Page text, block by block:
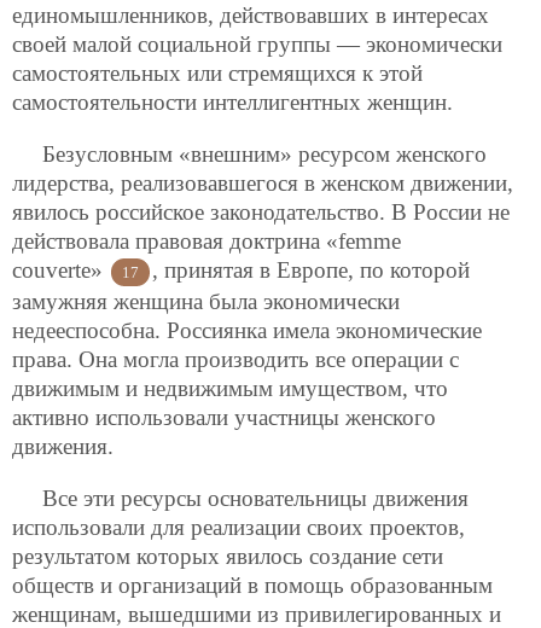
единомышленников, действовавших в интересах
своей малой социальной группы — экономически
самостоятельных или стремящихся к этой
самостоятельности интеллигентных женщин.
Безусловным «внешним» ресурсом женского
лидерства, реализовавшегося в женском движении,
явилось российское законодательство. В России не
действовала правовая доктрина «femme
couverte»
17
, принятая в Европе, по которой
замужняя женщина была экономически
недееспособна. Россиянка имела экономические
права. Она могла производить все операции с
движимым и недвижимым имуществом, что
активно использовали участницы женского
движения.
Все эти ресурсы основательницы движения
использовали для реализации своих проектов,
результатом которых явилось создание сети
обществ и организаций в помощь образованным
женщинам, вышедшими из привилегированных и